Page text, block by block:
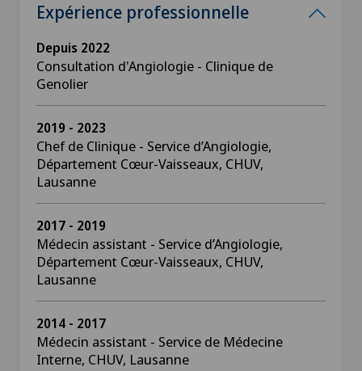
Expérience professionnelle
Depuis 2022
Consultation d'Angiologie - Clinique de
Genolier
2019 - 2023
Chef de Clinique - Service d’Angiologie,
Département Cœur-Vaisseaux, CHUV,
Lausanne
2017 - 2019
Médecin assistant - Service d’Angiologie,
Département Cœur-Vaisseaux, CHUV,
Lausanne
2014 - 2017
Médecin assistant - Service de Médecine
Interne, CHUV, Lausanne